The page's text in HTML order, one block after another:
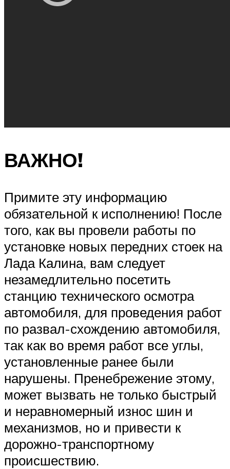
ВАЖНО!
Примите эту информацию
обязательной к исполнению! После
того, как вы провели работы по
установке новых передних стоек на
Лада Калина, вам следует
незамедлительно посетить
станцию технического осмотра
автомобиля, для проведения работ
по развал-схождению автомобиля,
так как во время работ все углы,
установленные ранее были
нарушены. Пренебрежение этому,
может вызвать не только быстрый
и неравномерный износ шин и
механизмов, но и привести к
дорожно-транспортному
происшествию.